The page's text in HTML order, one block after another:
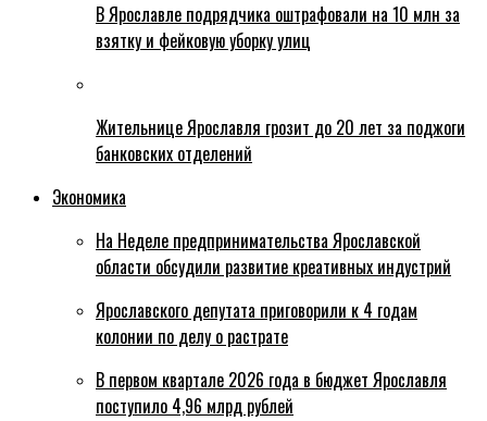
В Ярославле подрядчика оштрафовали на 10 млн за
взятку и фейковую уборку улиц
Жительнице Ярославля грозит до 20 лет за поджоги
банковских отделений
Экономика
На Неделе предпринимательства Ярославской
области обсудили развитие креативных индустрий
Ярославского депутата приговорили к 4 годам
колонии по делу о растрате
В первом квартале 2026 года в бюджет Ярославля
поступило 4,96 млрд рублей